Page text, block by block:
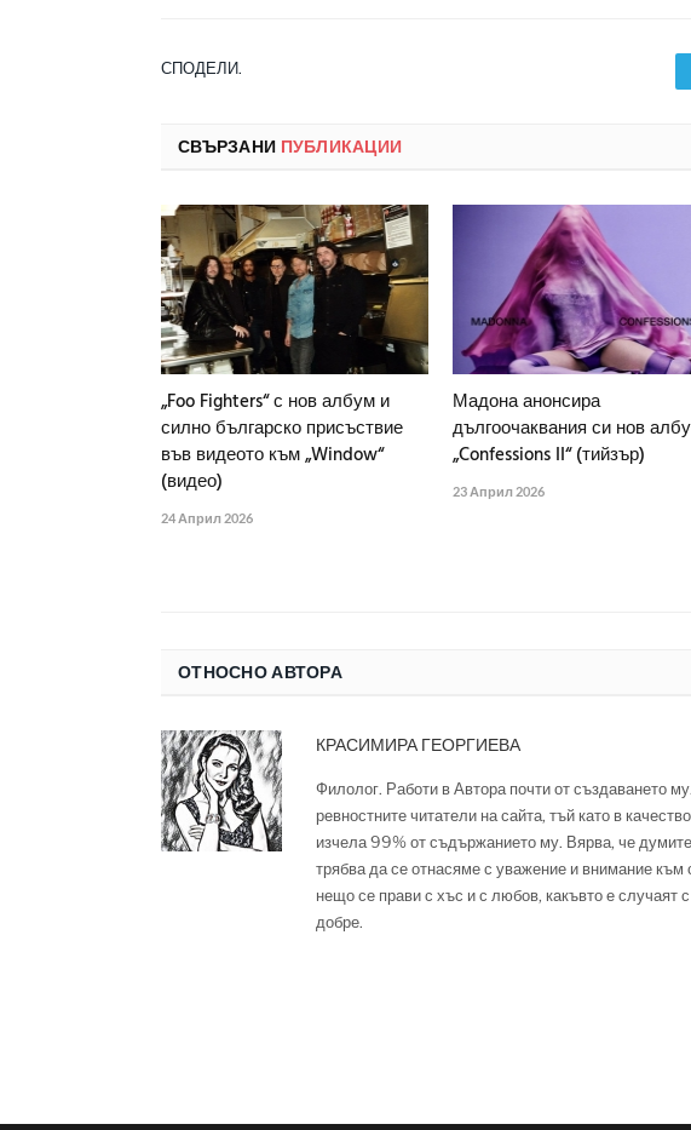
СПОДЕЛИ.
СВЪРЗАНИ ПУБЛИКАЦИИ
„Foo Fighters“ с нов албум и
силно българско присъствие
във видеото към „Window“
(видео)
24 Април 2026
Мадона анонсира
дългоочаквания си нов
„Confessions II“ (тийзър)
23 Април 2026
ОТНОСНО АВТОРА
КРАСИМИРА ГЕОРГИЕВА
Филолог. Работи в Автора почти от създаването
ревностните читатели на сайта, тъй като в
изчела 99% от съдържанието му. Вярва, че
трябва да се отнасяме с уважение и внимание към
нещо се прави с хъс и с любов, какъвто е случаят
добре.